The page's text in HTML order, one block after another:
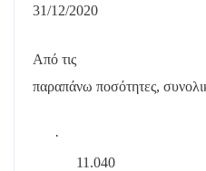
31/12/2020
Από τις
παραπάνω ποσότητες,
·
11.040